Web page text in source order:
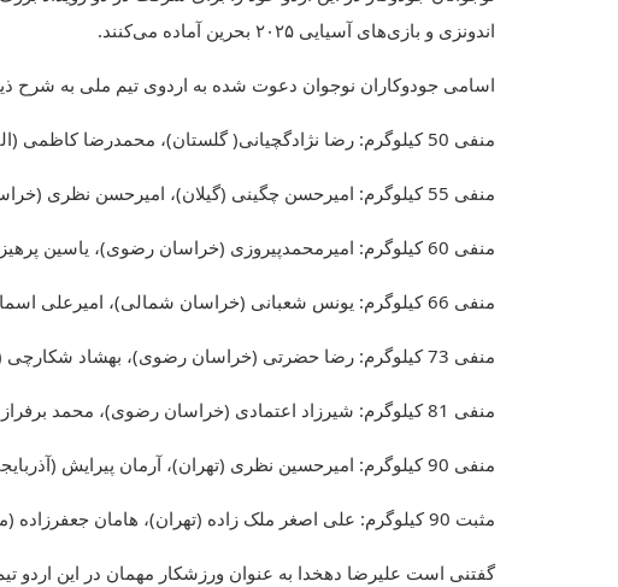
اندونزی و بازی‌های آسیایی ۲۰۲۵ بحرین آماده می‌کنند.
اسامی جودوکاران نوجوان دعوت شده به اردوی تیم ملی به شرح
منفی 50 کیلوگرم: رضا نژادگچیانی( گلستان)، محمدرضا کاظمی (البرز)
منفی 55 کیلوگرم: امیرحسن چگینی (گیلان)، امیرحسن نظری (خراسان شمالی)، طهماسب طهماسبی (خراسان شمالی)
منفی 60 کیلوگرم: امیرمحمدپیروزی (خراسان رضوی)، یاسین پرهیزگار (خراسان رضوی)، رضا قلی زاده (اردبیل)
منفی 66 کیلوگرم: یونس شعبانی (خراسان شمالی)، امیرعلی اسماعیلی (یزد)، سید عارف احمدی (اصفهان)
منفی 73 کیلوگرم: رضا حضرتی (خراسان رضوی)، بهشاد شکارچی (قم)، سبحان حکیمی (خراسان رضوی)
منفی 81 کیلوگرم: شیرزاد اعتمادی (خراسان رضوی)، محمد برفراز (خراسان شمالی)، حسین نوین (تهران)
منفی 90 کیلوگرم: امیرحسین نظری (تهران)، آرمان پیرایش (آذربایجان شرقی)
مثبت 90 کیلوگرم: علی اصغر ملک زاده (تهران)، هامان جعفرزاده (مازندارن)
گفتنی است علیرضا دهخدا به عنوان ورزشکار مهمان در این اردو